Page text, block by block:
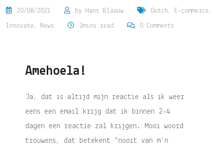
20/08/2021 by Hans Blaauw Dutch , E-commerce ,
Innovate , News 2mins read 0 Comments
Amehoela!
Ja, dat is altijd mijn reactie als ik weer
eens een email krijg dat ik binnen 2-4
dagen een reactie zal krijgen. Mooi woord
trouwens, dat betekent “nooit van m’n